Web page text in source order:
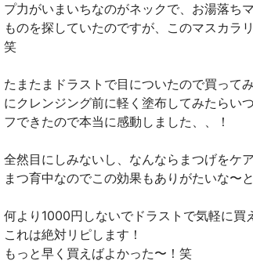
プ力がいまいちなのがネックで、お湯落ち
ものを探していたのですが、このマスカラ
笑
たまたまドラストで目についたので買って
にクレンジング前に軽く塗布してみたらい
フできたので本当に感動しました、、！
全然目にしみないし、なんならまつげをケ
まつ育中なのでこの効果もありがたいな〜
何より1000円しないでドラストで気軽に
これは絶対リピします！
もっと早く買えばよかった〜！笑